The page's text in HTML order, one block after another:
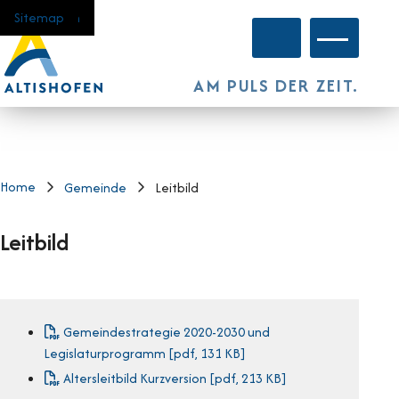
Navigieren in Altishofen
Schnellnavigation
Home
Navigation
Inhalt
Suche
Sitemap
AM PULS DER ZEIT.
Home Gemeinde Leitbild
Leitbild
Gemeindestrategie 2020-2030 und
Legislaturprogramm [pdf, 131 KB]
Altersleitbild Kurzversion [pdf, 213 KB]